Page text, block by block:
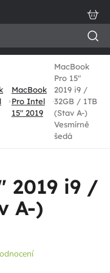
MacBook
Pro Intel
15" 2019
MacBook
Pro 15"
2019 i9 /
32GB / 1TB
(Stav A-)
Vesmírně
šedá
2019 i9 /
A-)